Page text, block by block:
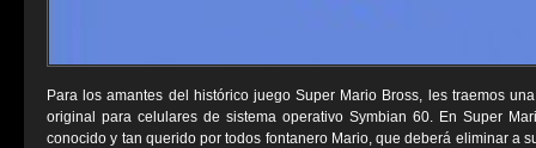
Para los amantes del histórico juego Super Mario Bross, les traemos
original para celulares de sistema operativo Symbian 60. En Super
conocido y tan querido por todos fontanero Mario, que deberá eliminar a